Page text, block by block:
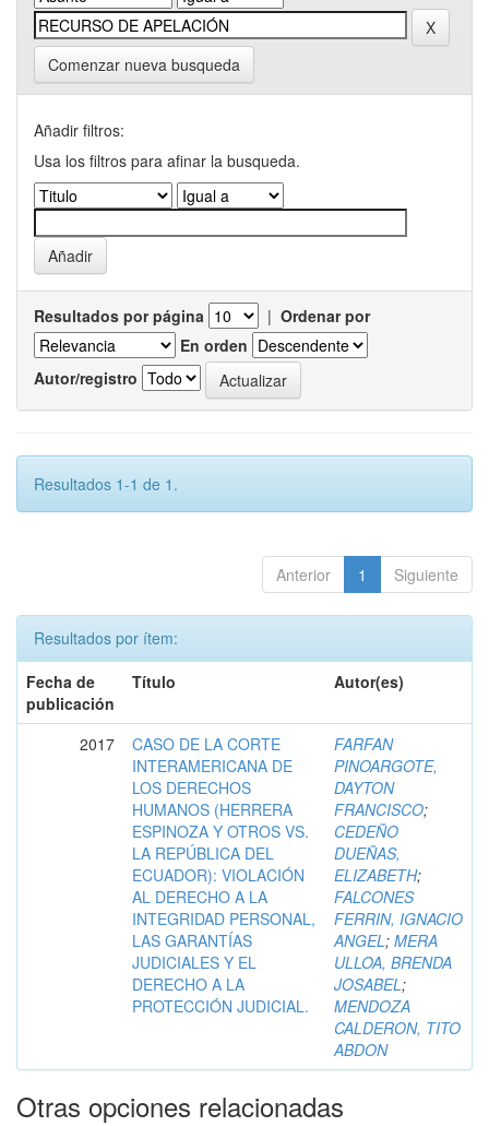
Comenzar nueva busqueda
Añadir filtros:
Usa los filtros para afinar la busqueda.
Resultados por página | Ordenar por
En orden
Autor/registro
Resultados 1-1 de 1.
Anterior 1 Siguiente
Resultados por ítem:
Fecha de
publicación
Título Autor(es)
2017
CASO DE LA CORTE
INTERAMERICANA DE
LOS DERECHOS
HUMANOS (HERRERA
ESPINOZA Y OTROS VS.
LA REPÚBLICA DEL
ECUADOR): VIOLACIÓN
AL DERECHO A LA
INTEGRIDAD PERSONAL,
LAS GARANTÍAS
JUDICIALES Y EL
DERECHO A LA
PROTECCIÓN JUDICIAL.
FARFAN
PINOARGOTE,
DAYTON
FRANCISCO;
CEDEÑO
DUEÑAS,
ELIZABETH;
FALCONES
FERRIN, IGNACIO
ANGEL; MERA
ULLOA, BRENDA
JOSABEL;
MENDOZA
CALDERON, TITO
ABDON
Otras opciones relacionadas